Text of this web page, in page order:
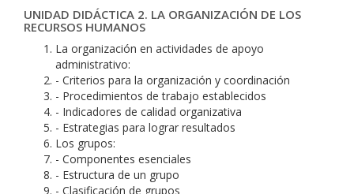
UNIDAD DIDÁCTICA 2. LA ORGANIZACIÓN DE LOS
RECURSOS HUMANOS
La organización en actividades de apoyo
administrativo:
- Criterios para la organización y coordinación
- Procedimientos de trabajo establecidos
- Indicadores de calidad organizativa
- Estrategias para lograr resultados
Los grupos:
- Componentes esenciales
- Estructura de un grupo
- Clasificación de grupos